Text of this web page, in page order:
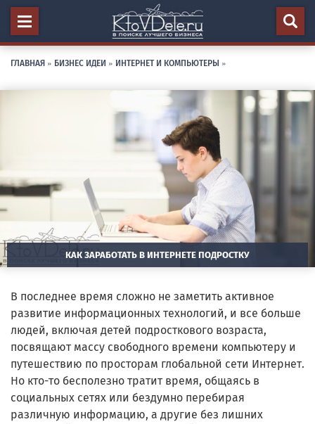
ГЛАВНАЯ » БИЗНЕС ИДЕИ » ИНТЕРНЕТ И КОМПЬЮТЕРЫ »
КАК ЗАРАБОТАТЬ В ИНТЕРНЕТЕ ПОДРОСТКУ
В последнее время сложно не заметить активное
развитие информационных технологий, и все больше
людей, включая детей подросткового возраста,
посвящают массу свободного времени компьютеру и
путешествию по просторам глобальной сети Интернет.
Но кто-то бесполезно тратит время, общаясь в
социальных сетях или бездумно перебирая
различную информацию, а другие без лишних